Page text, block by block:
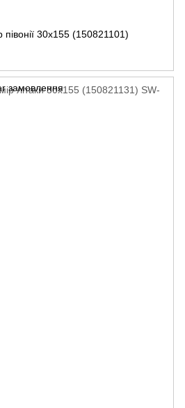
півонії 30х155 (150821101)